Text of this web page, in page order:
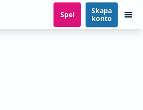
Spel
Skapa
konto